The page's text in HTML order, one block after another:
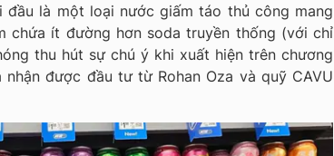
đầu là một loại nước giấm táo thủ công mang
chứa ít đường hơn soda truyền thống (với chỉ
thu hút sự chú ý khi xuất hiện trên chương
nhận được đầu tư từ Rohan Oza và quỹ CAVU